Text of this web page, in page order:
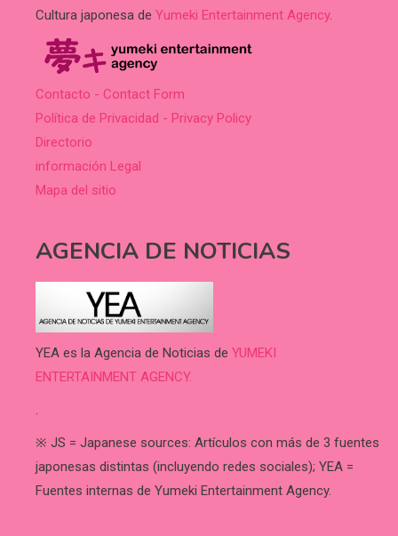
Cultura japonesa de Yumeki Entertainment Agency.
Contacto - Contact Form
Política de Privacidad - Privacy Policy
Directorio
información Legal
Mapa del sitio
AGENCIA DE NOTICIAS
YEA es la Agencia de Noticias de YUMEKI
ENTERTAINMENT AGENCY.
.
※ JS = Japanese sources: Artículos con más de 3 fuentes
japonesas distintas (incluyendo redes sociales); YEA =
Fuentes internas de Yumeki Entertainment Agency.